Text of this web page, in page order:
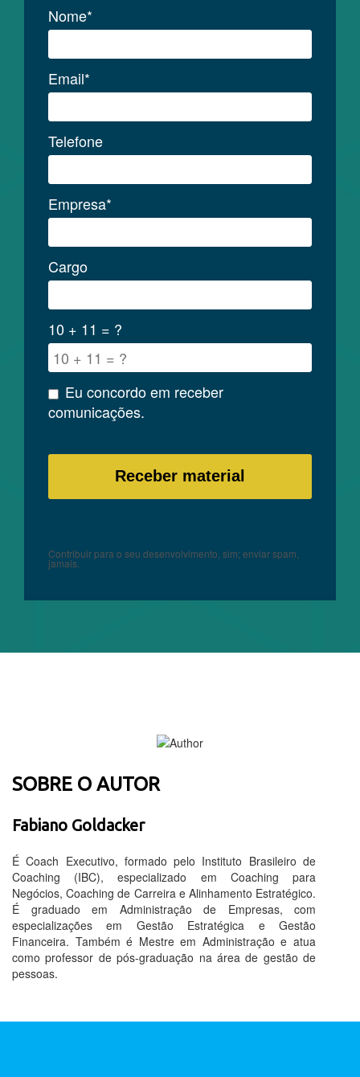
Nome*
Email*
Telefone
Empresa*
Cargo
10 + 11 = ?
Eu concordo em receber
comunicações.
Contribuir para o seu desenvolvimento, sim; enviar spam,
jamais.
SOBRE O AUTOR
Fabiano Goldacker
É Coach Executivo, formado pelo Instituto Brasileiro de
Coaching (IBC), especializado em Coaching para
Negócios, Coaching de Carreira e Alinhamento Estratégico.
É graduado em Administração de Empresas, com
especializações em Gestão Estratégica e Gestão
Financeira. Também é Mestre em Administração e atua
como professor de pós-graduação na área de gestão de
pessoas.